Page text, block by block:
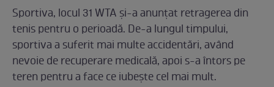
Sportiva, locul 31 WTA și-a anunțat retragerea din
tenis pentru o perioadă. De-a lungul timpului,
sportiva a suferit mai multe accidentări, având
nevoie de recuperare medicală, apoi s-a întors pe
teren pentru a face ce iubește cel mai mult.